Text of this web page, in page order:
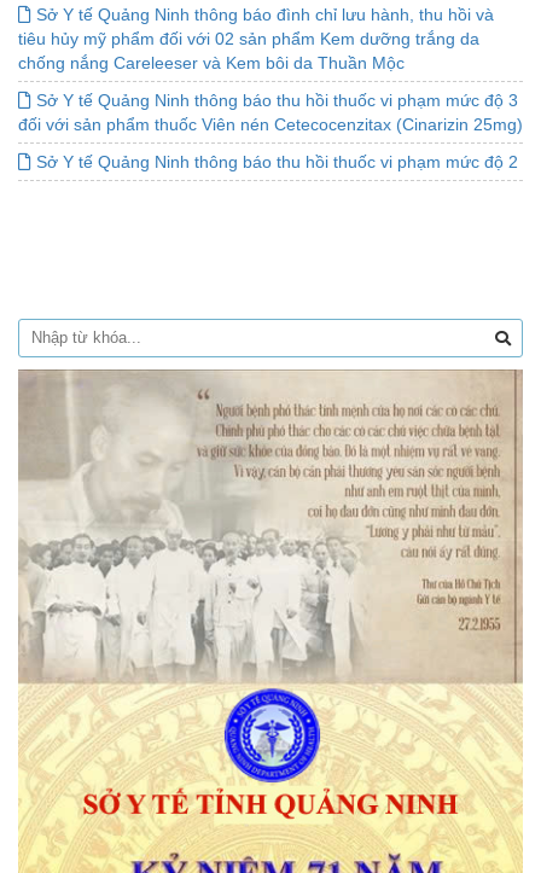
Sở Y tế Quảng Ninh thông báo đình chỉ lưu hành, thu hồi và
tiêu hủy mỹ phẩm đối với 02 sản phẩm Kem dưỡng trắng da
chống nắng Careleeser và Kem bôi da Thuần Mộc
Sở Y tế Quảng Ninh thông báo thu hồi thuốc vi phạm mức độ 3
đối với sản phẩm thuốc Viên nén Cetecocenzitax (Cinarizin 25mg)
Sở Y tế Quảng Ninh thông báo thu hồi thuốc vi phạm mức độ 2